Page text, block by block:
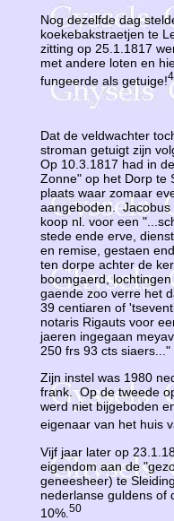
Nog dezelfde dag
koekebakstraetjen te
zitting op 25.1.1817
met andere loten en
fungeerde als getuige!
Dat de veldwachter
stroman getuigt zijn
Op 10.3.1817 had in
Zonne" op het Dorp te
plaats waar zomaar
aangeboden. Jacobus
koop nl. voor een
stede ende erve,
en remise, gestaen
ten dorpe achter de
boomgaerd,
gaende zoo verre het
39 centiaren of
notaris Rigauts voor
jaeren ingegaan
250 frs 93 cts siaers..."
Zijn instel was 1980
frank. Op de tweede
werd niet bijgeboden
eigenaar van het huis
Vijf jaar later op
eigendom aan de
geneesheer) te
nederlanse guldens of
10%. 50